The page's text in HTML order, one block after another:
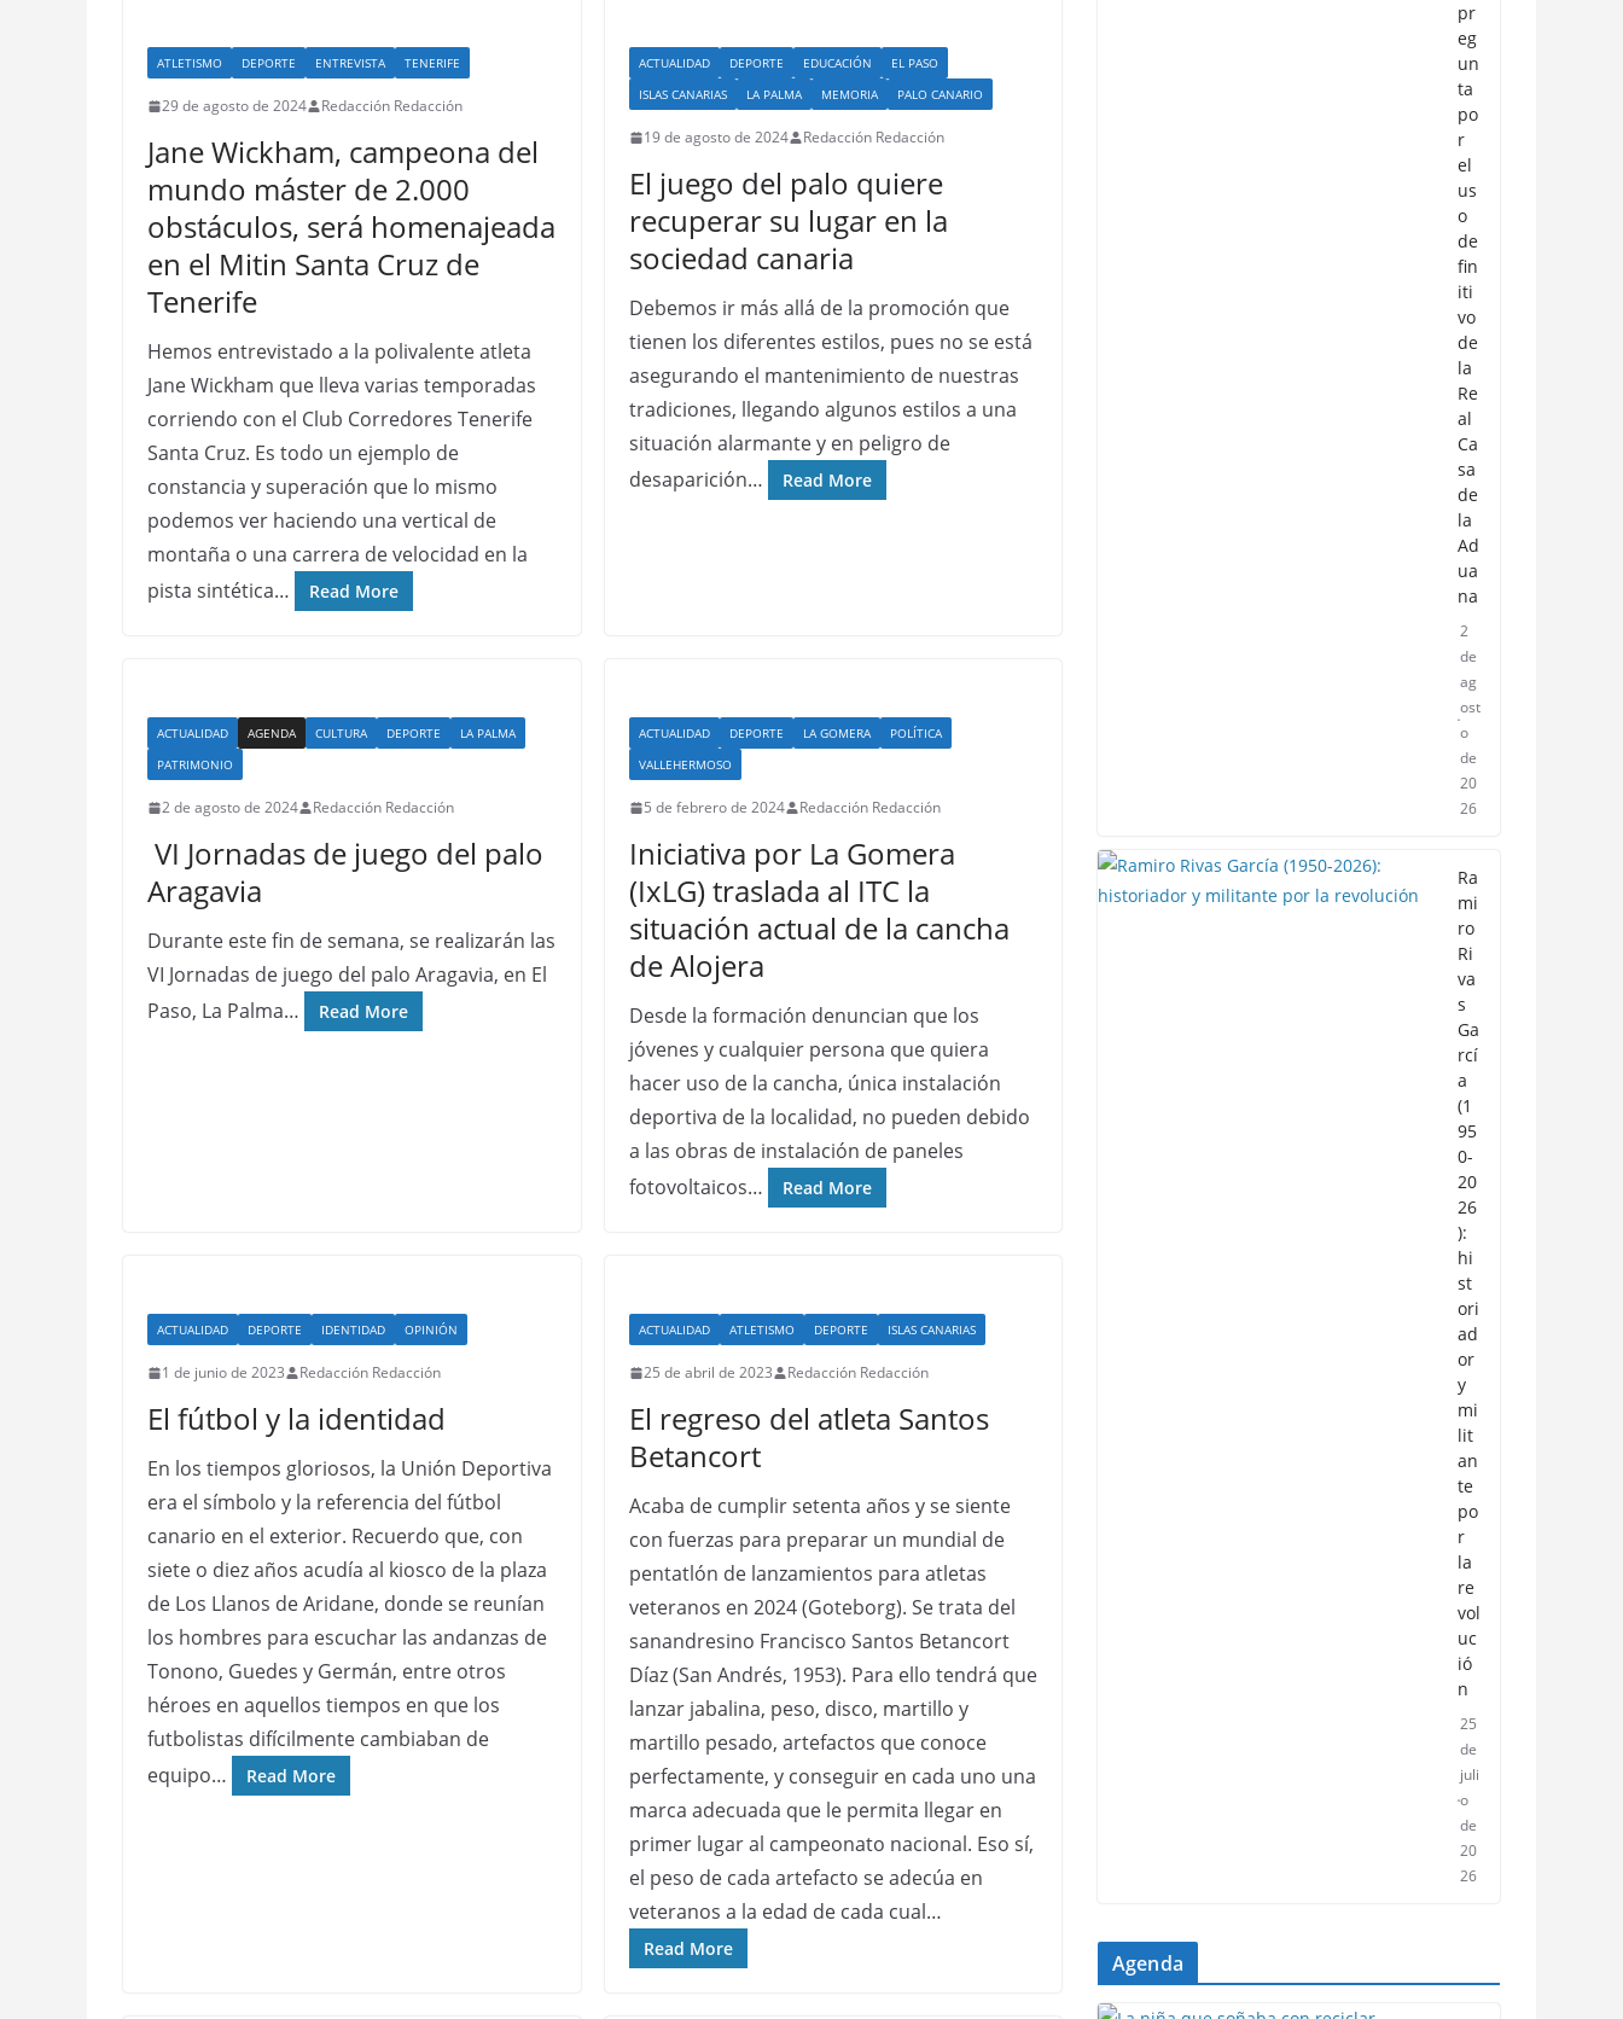
ATLETISMO DEPORTE ENTREVISTA TENERIFE
29 de agosto de 2024 Redacción Redacción
Jane Wickham, campeona del
mundo máster de 2.000
obstáculos, será homenajeada
en el Mitin Santa Cruz de
Tenerife
Hemos entrevistado a la polivalente atleta
Jane Wickham que lleva varias temporadas
corriendo con el Club Corredores Tenerife
Santa Cruz. Es todo un ejemplo de
constancia y superación que lo mismo
podemos ver haciendo una vertical de
montaña o una carrera de velocidad en la
pista sintética…
Read More
ACTUALIDAD DEPORTE EDUCACIÓN
EL PASO
ISLAS CANARIAS
LA PALMA MEMORIA PALO CANARIO
19 de agosto de 2024 Redacción Redacción
El juego del palo quiere
recuperar su lugar en la
sociedad canaria
Debemos ir más allá de la promoción que
tienen los diferentes estilos, pues no se está
asegurando el mantenimiento de nuestras
tradiciones, llegando algunos estilos a una
situación alarmante y en peligro de
desaparición…
Read More
ACTUALIDAD AGENDA CULTURA DEPORTE
LA PALMA
PATRIMONIO
2 de agosto de 2024 Redacción Redacción
VI Jornadas de juego del palo
Aragavia
Durante este fin de semana, se realizarán las
VI Jornadas de juego del palo Aragavia, en El
Paso, La Palma…
Read More
ACTUALIDAD DEPORTE LA GOMERA
POLÍTICA
VALLEHERMOSO
5 de febrero de 2024 Redacción Redacción
Iniciativa por La Gomera
(IxLG) traslada al ITC la
situación actual de la cancha
de Alojera
Desde la formación denuncian que los
jóvenes y cualquier persona que quiera
hacer uso de la cancha, única instalación
deportiva de la localidad, no pueden debido
a las obras de instalación de paneles
fotovoltaicos…
Read More
ACTUALIDAD DEPORTE IDENTIDAD OPINIÓN
1 de junio de 2023 Redacción Redacción
El fútbol y la identidad
En los tiempos gloriosos, la Unión Deportiva
era el símbolo y la referencia del fútbol
canario en el exterior. Recuerdo que, con
siete o diez años acudía al kiosco de la plaza
de Los Llanos de Aridane, donde se reunían
los hombres para escuchar las andanzas de
Tonono, Guedes y Germán, entre otros
héroes en aquellos tiempos en que los
futbolistas difícilmente cambiaban de
equipo…
Read More
ACTUALIDAD ATLETISMO DEPORTE ISLAS CANARIAS
25 de abril de 2023 Redacción Redacción
El regreso del atleta Santos
Betancort
Acaba de cumplir setenta años y se siente
con fuerzas para preparar un mundial de
pentatlón de lanzamientos para atletas
veteranos en 2024 (Goteborg). Se trata del
sanandresino Francisco Santos Betancort
Díaz (San Andrés, 1953). Para ello tendrá que
lanzar jabalina, peso, disco, martillo y
martillo pesado, artefactos que conoce
perfectamente, y conseguir en cada uno una
marca adecuada que le permita llegar en
primer lugar al campeonato nacional. Eso sí,
el peso de cada artefacto se adecúa en
veteranos a la edad de cada cual…
Read More
pr
eg
un
ta
po
r
el
us
o
de
fin
iti
vo
de
la
Re
al
Ca
sa
de
la
Ad
ua
na
2
de
ag
ost
o
de
20
26
Ra
mi
ro
Ri
va
s
Ga
rcí
a
(1
95
0-
20
26
):
hi
st
ori
ad
or
y
mi
lit
an
te
po
r
la
re
vol
uc
ió
n
25
de
juli
o
de
20
26
Agenda